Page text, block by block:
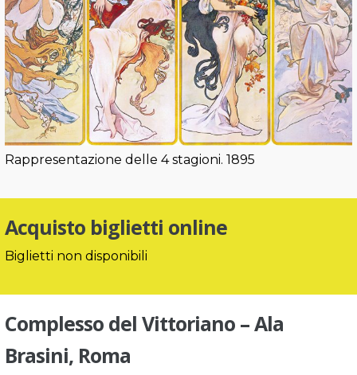
Rappresentazione delle 4 stagioni. 1895
Acquisto biglietti online
Biglietti non disponibili
Complesso del Vittoriano – Ala
Brasini, Roma